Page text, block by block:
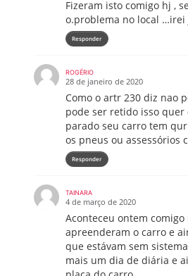
Fizeram isto comigo hj ,
o.problema no local
Responder
ROGÉRIO
28 de janeiro de 2020
Como o artr 230 diz nao
pode ser retido isso
parado seu carro tem
os pneus ou assessórios
Responder
TAINARA
4 de março de 2020
Aconteceu ontem comigo
apreenderam o carro e
que estávam sem
mais um dia de diária e